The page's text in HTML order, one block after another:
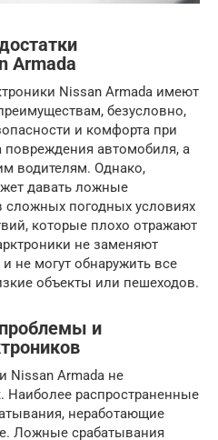
Armada
Nissan Armada имеют
безусловно,
и комфорта при
повреждения автомобиля, а
водителям. Однако,
давать ложные
сложных погодных условиях
которые плохо отражают
не заменяют
не могут обнаружить все
объекты или пешеходов.
и
Nissan Armada не
Наиболее распространенные
неработающие
Ложные срабатывания